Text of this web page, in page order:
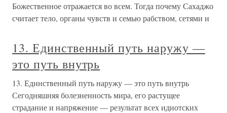
Божественное отражается во всем. Тогда почему Сахаджо
считает тело, органы чувств и семью рабством, сетями и
13. Единственный путь наружу —
это путь внутрь
13. Единственный путь наружу — это путь внутрь
Сегодняшняя болезненность мира, его растущее
страдание и напряжение — результат всех идиотских